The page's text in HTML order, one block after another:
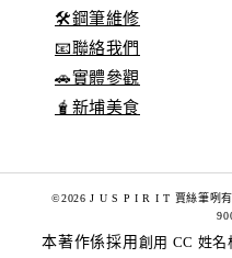
🛠️鋼筆維修
📧聯絡我們
🚗實體參觀
🧋新埔美食
©2026 J U S P I R I T 賈絲筆咧
本著作係採用 創用 CC 姓